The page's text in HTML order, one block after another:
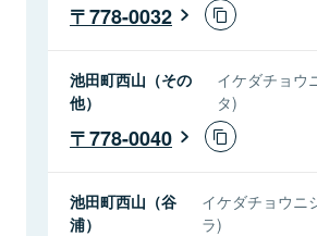
778-0032
池田町西山（その
他）
イケダチョウ
タ)
778-0040
池田町西山（谷
浦）
イケダチョウニ
ラ)